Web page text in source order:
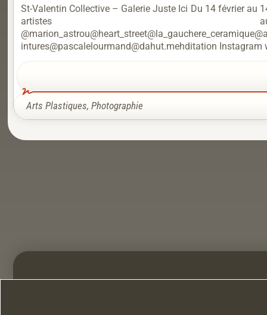
St-Valentin Collective – Galerie Juste Ici Du 14 février au
intures@pascalelourmand@dahut.mehditation
Arts Plastiques, Photographie